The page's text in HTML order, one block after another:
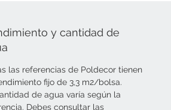
y cantidad de
las referencias de Poldecor tienen
fijo de 3,3 m2/bolsa.
de agua varía según la
Debes consultar las